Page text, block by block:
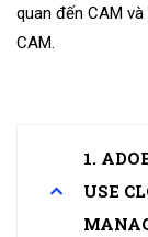
quan đến CAM
CAM.
1.
USE